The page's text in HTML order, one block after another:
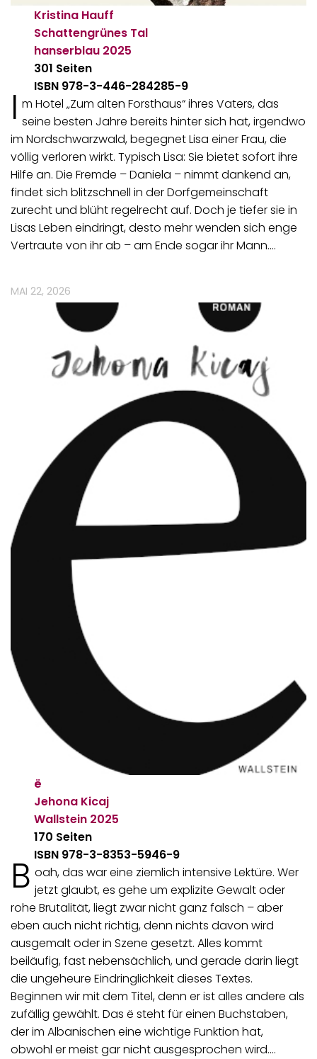
Kristina Hauff
Schattengrünes Tal
hanserblau 2025
301 Seiten
ISBN 978-3-446-284285-9
I m Hotel „Zum alten Forsthaus“ ihres Vaters, das
seine besten Jahre bereits hinter sich hat, irgendwo
im Nordschwarzwald, begegnet Lisa einer Frau, die
völlig verloren wirkt. Typisch Lisa: Sie bietet sofort ihre
Hilfe an. Die Fremde – Daniela – nimmt dankend an,
findet sich blitzschnell in der Dorfgemeinschaft
zurecht und blüht regelrecht auf. Doch je tiefer sie in
Lisas Leben eindringt, desto mehr wenden sich enge
Vertraute von ihr ab – am Ende sogar ihr Mann.…
MAI 22, 2026
ë
Jehona Kicaj
Wallstein 2025
170 Seiten
ISBN 978-3-8353-5946-9
B oah, das war eine ziemlich intensive Lektüre. Wer
jetzt glaubt, es gehe um explizite Gewalt oder
rohe Brutalität, liegt zwar nicht ganz falsch – aber
eben auch nicht richtig, denn nichts davon wird
ausgemalt oder in Szene gesetzt. Alles kommt
beiläufig, fast nebensächlich, und gerade darin liegt
die ungeheure Eindringlichkeit dieses Textes.
Beginnen wir mit dem Titel, denn er ist alles andere als
zufällig gewählt. Das ë steht für einen Buchstaben,
der im Albanischen eine wichtige Funktion hat,
obwohl er meist gar nicht ausgesprochen wird.…